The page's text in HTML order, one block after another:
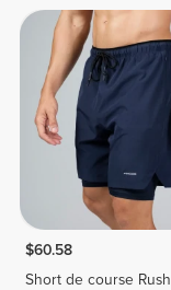
$60.58
Short de course Rush